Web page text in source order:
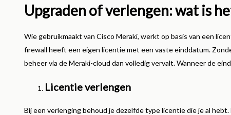
Upgraden of verlengen: wat is
Wie gebruikmaakt van Cisco Meraki, werkt op basis van een
firewall heeft een eigen licentie met een vaste einddatum.
beheer via de Meraki-cloud dan volledig vervalt. Wanneer de
Licentie verlengen
Bij een verlenging behoud je dezelfde type licentie die je al